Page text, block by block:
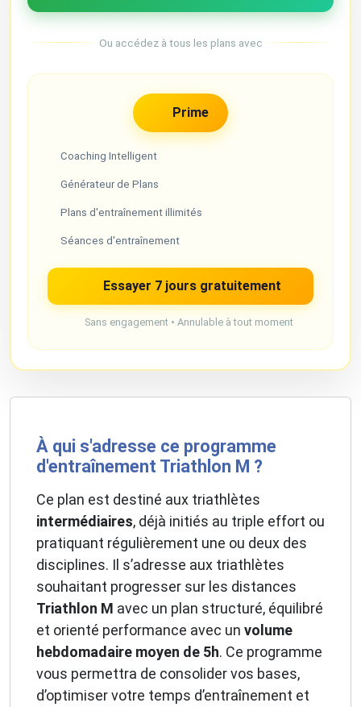
Ou accédez à tous les plans avec
Prime
Coaching Intelligent
Générateur de Plans
Plans d'entraînement illimités
Séances d'entraînement
Essayer 7 jours gratuitement
Sans engagement • Annulable à tout moment
À qui s'adresse ce programme
d'entraînement Triathlon M ?
Ce plan est destiné aux triathlètes
intermédiaires, déjà initiés au triple effort ou
pratiquant régulièrement une ou deux des
disciplines. Il s’adresse aux triathlètes
souhaitant progresser sur les distances
Triathlon M avec un plan structuré, équilibré
et orienté performance avec un volume
hebdomadaire moyen de 5h. Ce programme
vous permettra de consolider vos bases,
d’optimiser votre temps d’entraînement et